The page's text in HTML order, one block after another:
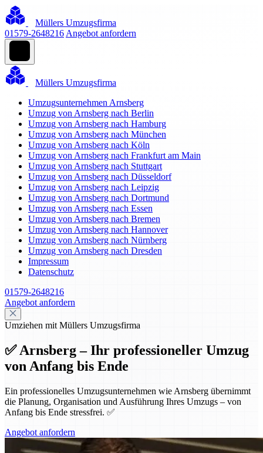
Müllers Umzugsfirma
01579-2648216 Angebot anfordern
Müllers Umzugsfirma
Umzugsunternehmen Arnsberg
Umzug von Arnsberg nach Berlin
Umzug von Arnsberg nach Hamburg
Umzug von Arnsberg nach München
Umzug von Arnsberg nach Köln
Umzug von Arnsberg nach Frankfurt am Main
Umzug von Arnsberg nach Stuttgart
Umzug von Arnsberg nach Düsseldorf
Umzug von Arnsberg nach Leipzig
Umzug von Arnsberg nach Dortmund
Umzug von Arnsberg nach Essen
Umzug von Arnsberg nach Bremen
Umzug von Arnsberg nach Hannover
Umzug von Arnsberg nach Nürnberg
Umzug von Arnsberg nach Dresden
Impressum
Datenschutz
01579-2648216
Angebot anfordern
Umziehen mit Müllers Umzugsfirma
✅ Arnsberg – Ihr professioneller Umzug
von Anfang bis Ende
Ein professionelles Umzugsunternehmen wie Arnsberg übernimmt
die Planung, Organisation und Ausführung Ihres Umzugs – von
Anfang bis Ende stressfrei. ✅
Angebot anfordern